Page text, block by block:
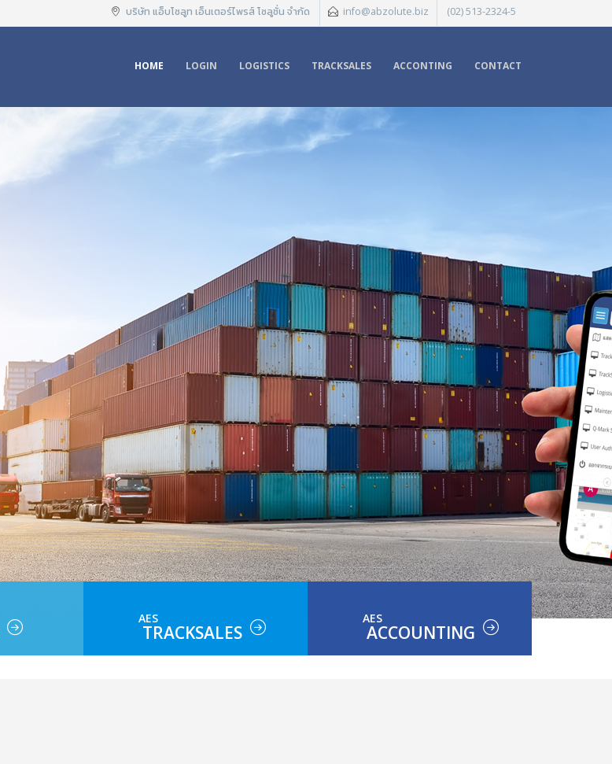
บริษัท แอ็บโซลูท เอ็นเตอร์ไพรส์ โซลูชั่น จำกัด info@abzolute.biz (02) 513-2324-5
HOME LOGIN LOGISTICS TRACKSALES ACCONTING CONTACT
AES
TRACKSALES
AES
ACCOUNTING